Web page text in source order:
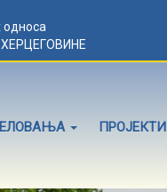
односа
ПРОЈЕКТИ